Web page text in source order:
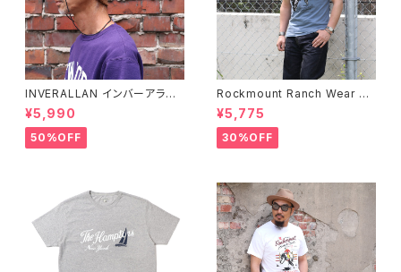
INVERALLAN インバーアラン 1
00%ピュアウール ニットキャッ
プ 全8色
¥5,990
50%OFF
Rockmount Ranch Wear ロ
ックマウント ランチウェア Chie
f Western T-Shirt 半袖Tシャ
ツ 全2色
¥5,775
30%OFF